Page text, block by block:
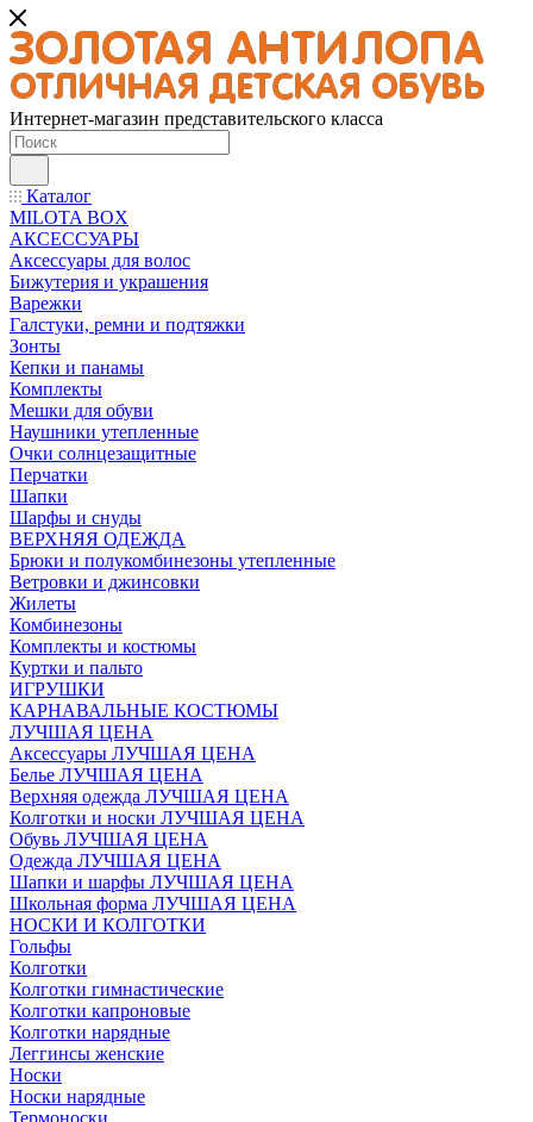
Интернет-магазин представительского класса
Каталог
MILOTA BOX
АКСЕССУАРЫ
Аксессуары для волос
Бижутерия и украшения
Варежки
Галстуки, ремни и подтяжки
Зонты
Кепки и панамы
Комплекты
Мешки для обуви
Наушники утепленные
Очки солнцезащитные
Перчатки
Шапки
Шарфы и снуды
ВЕРХНЯЯ ОДЕЖДА
Брюки и полукомбинезоны утепленные
Ветровки и джинсовки
Жилеты
Комбинезоны
Комплекты и костюмы
Куртки и пальто
ИГРУШКИ
КАРНАВАЛЬНЫЕ КОСТЮМЫ
ЛУЧШАЯ ЦЕНА
Аксессуары ЛУЧШАЯ ЦЕНА
Белье ЛУЧШАЯ ЦЕНА
Верхняя одежда ЛУЧШАЯ ЦЕНА
Колготки и носки ЛУЧШАЯ ЦЕНА
Обувь ЛУЧШАЯ ЦЕНА
Одежда ЛУЧШАЯ ЦЕНА
Шапки и шарфы ЛУЧШАЯ ЦЕНА
Школьная форма ЛУЧШАЯ ЦЕНА
НОСКИ И КОЛГОТКИ
Гольфы
Колготки
Колготки гимнастические
Колготки капроновые
Колготки нарядные
Леггинсы женские
Носки
Носки нарядные
Термоноски